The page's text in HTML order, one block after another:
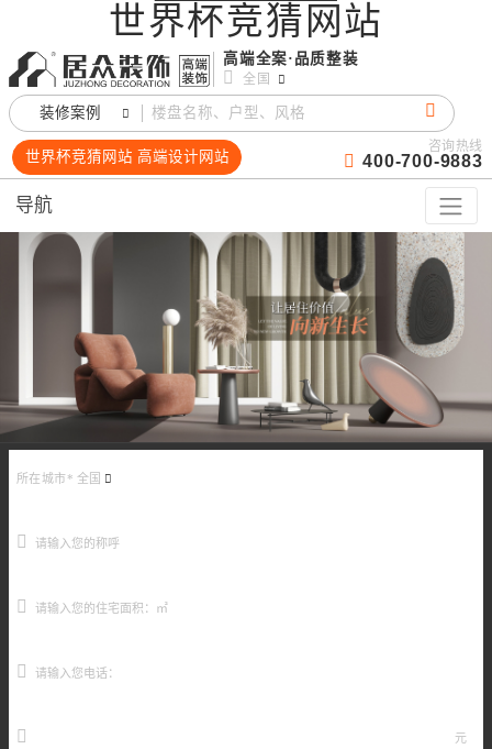
世界杯竞猜网站
高端全案·品质整装
全国
装修案例
世界杯竞猜网站 高端设计网站
咨询热线
400-700-9883
导航
所在城市* 全国
元